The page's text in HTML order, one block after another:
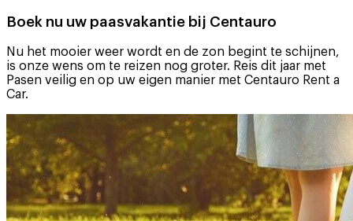
Boek nu uw paasvakantie bij Centauro
Nu het mooier weer wordt en de zon begint te schijnen,
is onze wens om te reizen nog groter. Reis dit jaar met
Pasen veilig en op uw eigen manier met Centauro Rent a
Car.